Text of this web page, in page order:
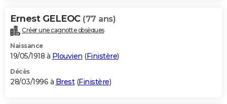
Ernest GELEOC (77 ans)
Créer une cagnotte obsèques
Naissance
19/05/1918 à Plouvien (Finistère)
Décès
28/03/1996 à Brest(Finistère)